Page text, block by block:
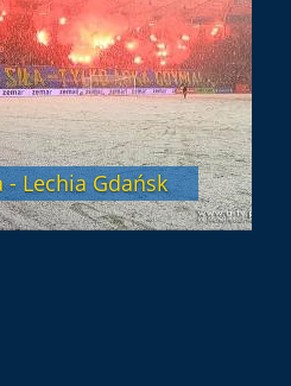
- Lechia Gdańsk